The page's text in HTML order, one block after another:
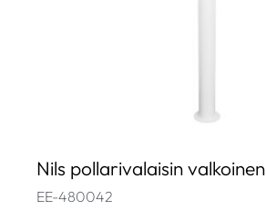
Nils pollarivalaisin valkoinen
EE-480042